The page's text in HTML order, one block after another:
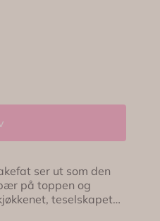
på toppen og
teselskapet